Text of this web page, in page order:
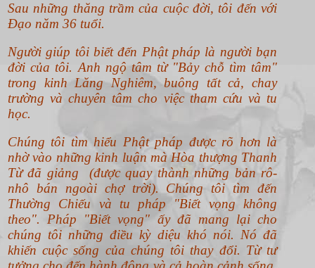
Sau những thăng trầm của cuộc đời, tôi đến với
Đạo năm 36 tuổi.
Người giúp tôi biết đến Phật pháp là người bạn
đời của tôi. Anh ngộ tâm từ "Bảy chỗ tìm tâm"
trong kinh Lăng Nghiêm, buông tất cả, chay
trường và chuyên tâm cho việc tham cứu và tu
học.
Chúng tôi tìm hiểu Phật pháp được rõ hơn là
nhờ vào những kinh luận mà Hòa thượng Thanh
Từ đã giảng (được quay thành những bản rô-
nhô bán ngoài chợ trời). Chúng tôi tìm đến
Thường Chiếu và tu pháp "Biết vọng không
theo". Pháp "Biết vọng" ấy đã mang lại cho
chúng tôi những điều kỳ diệu khó nói. Nó đã
khiến cuộc sống của chúng tôi thay đổi. Từ tư